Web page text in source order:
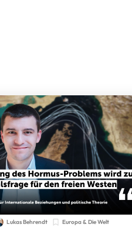
Lukas Behrendt Europa & Die Welt